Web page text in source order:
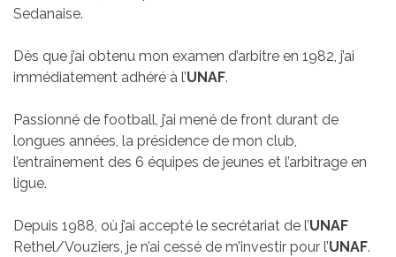
Sedanaise.
Dès que j’ai obtenu mon examen d’arbitre en 1982, j’ai
immédiatement adhéré à l’UNAF.
Passionné de football, j’ai mené de front durant de
longues années, la présidence de mon club,
l’entraînement des 6 équipes de jeunes et l’arbitrage en
ligue.
Depuis 1988, où j’ai accepté le secrétariat de l’UNAF
Rethel/Vouziers, je n’ai cessé de m’investir pour l’UNAF.